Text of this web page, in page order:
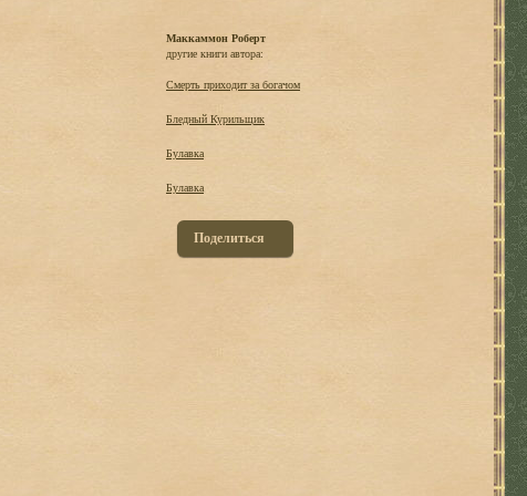
Маккаммон Роберт
другие книги автора:
Смерть приходит за богачом
Бледный Курильщик
Булавка
Булавка
Поделиться